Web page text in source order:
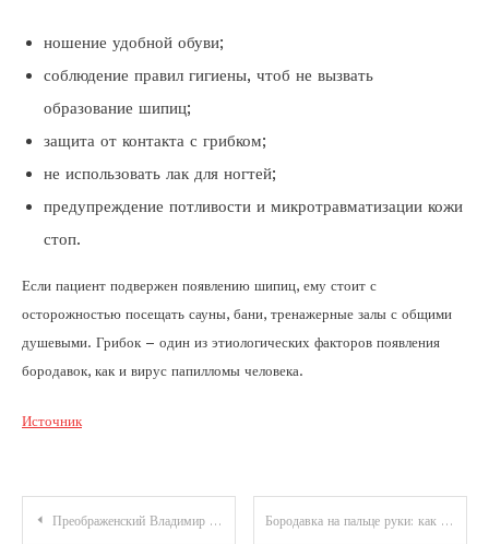
ношение удобной обуви;
соблюдение правил гигиены, чтоб не вызвать
образование шипиц;
защита от контакта с грибком;
не использовать лак для ногтей;
предупреждение потливости и микротравматизации кожи
стоп.
Если пациент подвержен появлению шипиц, ему стоит с
осторожностью посещать сауны, бани, тренажерные залы с общими
душевыми. Грибок – один из этиологических факторов появления
бородавок, как и вирус папилломы человека.
Источник
Навигация
Преображенский Владимир — биография синей птицы Бородавка на пальце руки: как избавиться от шипицы